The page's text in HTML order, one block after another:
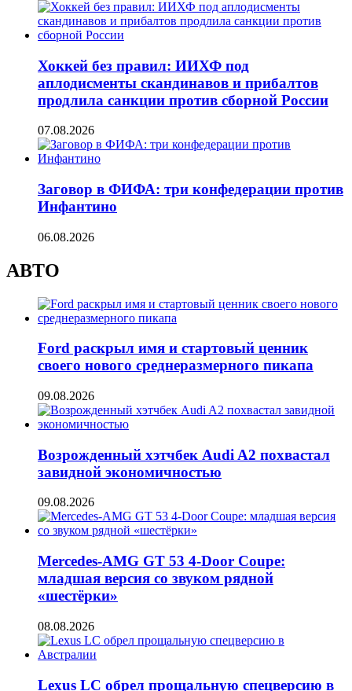
Хоккей без правил: ИИХФ под
аплодисменты скандинавов и прибалтов
продлила санкции против сборной России
07.08.2026
Заговор в ФИФА: три конфедерации против
Инфантино
06.08.2026
АВТО
Ford раскрыл имя и стартовый ценник
своего нового среднеразмерного пикапа
09.08.2026
Возрожденный хэтчбек Audi A2 похвастал
завидной экономичностью
09.08.2026
Mercedes-AMG GT 53 4-Door Coupe:
младшая версия со звуком рядной
«шестёрки»
08.08.2026
Lexus LC обрел прощальную спецверсию в